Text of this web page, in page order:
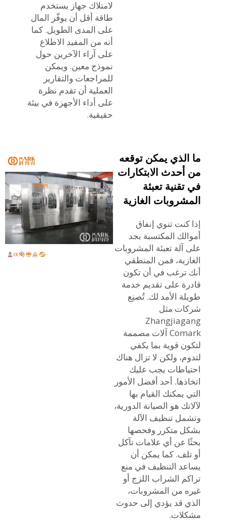
لامتلاك جهاز يستخدم
طاقة أقل أن يوفّر المال
على المدى الطويل. كما
أنه من المفيد الاطلاع
على آراء الآخرين حول
نموذج معين. ويمكن
للمراجعات والتقارير
العملية أن تقدم نظرة
على أداء الأجهزة في بيئة
حقيقية.
ما الذي يمكن توقعه
من أحدث الابتكارات
في تقنية تعبئة
المشروبات الغازية
إذا كنت تنوي إنفاق
أموالك المكتسبة بجد
على آلة تعبئة المشروبات
الغازية، فمن المنطقي
أنك ترغب في أن تكون
قادرة على تقديم خدمة
طويلة الأمد لك. تُصنِع
شركات مثل
Zhangjiagang
Comark آلات مصممة
لتكون قوية بما يكفي
لتدوم، ولكن لا تزال هناك
احتياطات يجب عليك
اتخاذها. أحد أفضل الأمور
التي يمكنك القيام بها
لآلاتك هو الصيانة الدورية،
وتشمل تنظيف الآلة
بشكل متكرر وفحصها
بحثًا عن أي علامات تآكل
أو تلف. كما يمكن أن
يساعد التنظيف في منع
تراكم الشراب اللزج أو
غيره من المشروبات،
الذي قد يؤدي إلى حدوث
مشكلات.